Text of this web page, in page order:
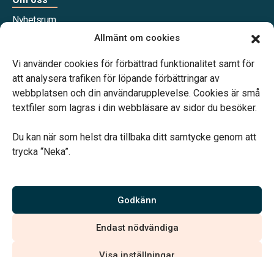
Allmänt om cookies
Vi använder cookies för förbättrad funktionalitet samt för
att analysera trafiken för löpande förbättringar av
webbplatsen och din användarupplevelse. Cookies är små
textfiler som lagras i din webbläsare av sidor du besöker.
Du kan när som helst dra tillbaka ditt samtycke genom att
trycka “Neka”.
Godkänn
Endast nödvändiga
Nyhetsrum
Våra samarbetspartners
familjejuridiken – genom hela livet.